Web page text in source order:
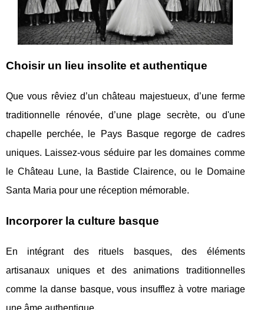
Choisir un lieu insolite et authentique
Que vous rêviez d’un château majestueux, d’une ferme
traditionnelle rénovée, d’une plage secrète, ou d'une
chapelle perchée, le Pays Basque regorge de cadres
uniques. Laissez-vous séduire par les domaines comme
le Château Lune, la Bastide Clairence, ou le Domaine
Santa Maria pour une réception mémorable.
Incorporer la culture basque
En intégrant des rituels basques, des éléments
artisanaux uniques et des animations traditionnelles
comme la danse basque, vous insufflez à votre mariage
une âme authentique.